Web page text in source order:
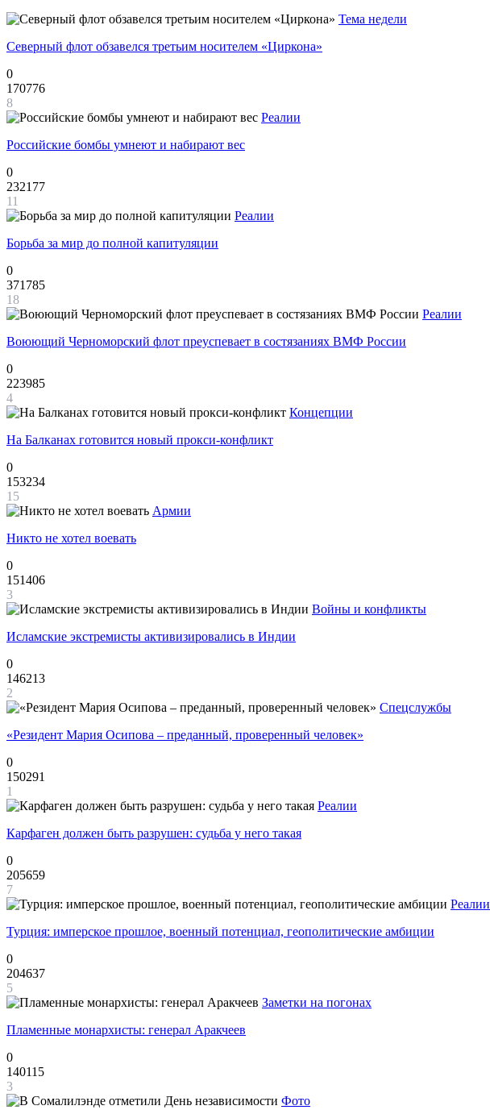
Тема недели
Северный флот обзавелся третьим носителем «Циркона»
0
170776
8
Реалии
Российские бомбы умнеют и набирают вес
0
232177
11
Реалии
Борьба за мир до полной капитуляции
0
371785
18
Реалии
Воюющий Черноморский флот преуспевает в состязаниях ВМФ России
0
223985
4
Концепции
На Балканах готовится новый прокси-конфликт
0
153234
15
Армии
Никто не хотел воевать
0
151406
3
Войны и конфликты
Исламские экстремисты активизировались в Индии
0
146213
2
Спецслужбы
«Резидент Мария Осипова – преданный, проверенный человек»
0
150291
1
Реалии
Карфаген должен быть разрушен: судьба у него такая
0
205659
7
Реалии
Турция: имперское прошлое, военный потенциал, геополитические амбиции
0
204637
5
Заметки на погонах
Пламенные монархисты: генерал Аракчеев
0
140115
3
Фото